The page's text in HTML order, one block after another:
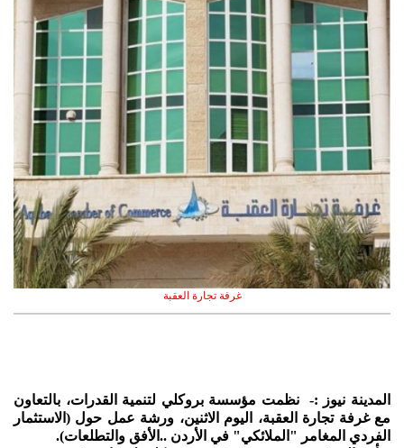
غرفة تجارة العقبة
المدينة نيوز :- نظمت مؤسسة بروكلي لتنمية القدرات، بالتعاون
مع غرفة تجارة العقبة، اليوم الاثنين، ورشة عمل حول (الاستثمار
الفردي المغامر "الملائكي" في الأردن ..الأفق والتطلعات).